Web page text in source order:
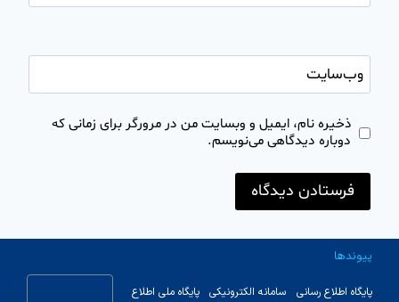
وب‌سایت
ذخیره نام، ایمیل و وبسایت من در مرورگر برای زمانی که
دوباره دیدگاهی می‌نویسم.
پیوندها
پایگاه اطلاع رسانی سامانه الکترونیکی پایگاه ملی اطلاع